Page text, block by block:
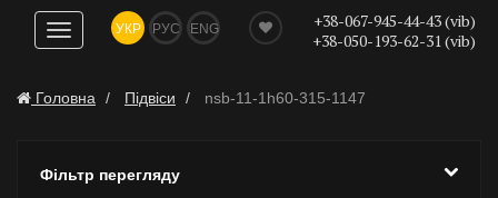
Показати
навігацію
УКР РУС ENG
+38-067-945-44-43 (vib)
+38-050-193-62-31 (vib)
Головна Підвіси nsb-11-1h60-315-1147
Фільтр перегляду